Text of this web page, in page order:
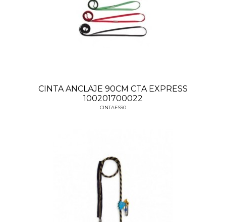
CINTA ANCLAJE 90CM CTA EXPRESS
100201700022
CINTAES90